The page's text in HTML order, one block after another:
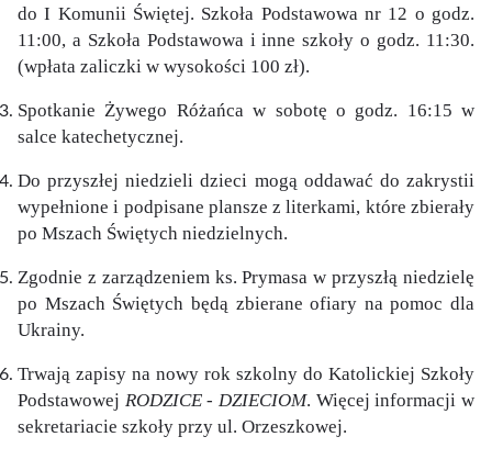
do I Komunii Świętej. Szkoła Podstawowa nr 12 o godz.
11:00, a Szkoła Podstawowa i inne szkoły o godz. 11:30.
(wpłata zaliczki w wysokości 100 zł).
Spotkanie Żywego Różańca w sobotę o godz. 16:15 w
salce katechetycznej.
Do przyszłej niedzieli dzieci mogą oddawać do zakrystii
wypełnione i podpisane plansze z literkami, które zbierały
po Mszach Świętych niedzielnych.
Zgodnie z zarządzeniem ks. Prymasa w przyszłą niedzielę
po Mszach Świętych będą zbierane ofiary na pomoc dla
Ukrainy.
Trwają zapisy na nowy rok szkolny do Katolickiej Szkoły
Podstawowej RODZICE - DZIECIOM. Więcej informacji w
sekretariacie szkoły przy ul. Orzeszkowej.